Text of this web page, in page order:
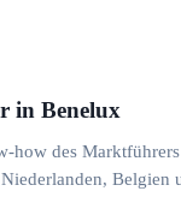
in Benelux
how des
Belgien